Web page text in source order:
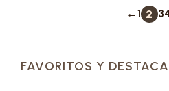
←1 2 3
FAVORITOS Y